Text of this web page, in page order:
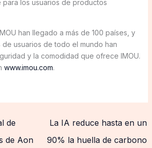
los usuarios de productos
han llegado a más de 100 países, y
de usuarios de todo el mundo han
y la comodidad que ofrece IMOU.
www.imou.com.
de
de Aon
La IA reduce hasta en un
90% la huella de carbono